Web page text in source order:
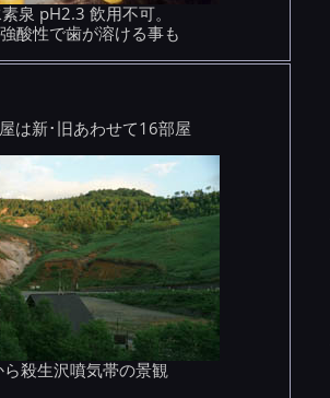
泉 pH2.3 飲用不可。
酸性で歯が溶ける事も
は新･旧あわせて16部屋
ら殺生沢噴気帯の景観